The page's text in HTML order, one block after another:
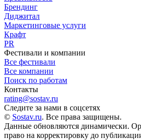
Брендинг
Диджитал
Маркетинговые услуги
Крафт
PR
Фестивали и компании
Все фестивали
Все компании
Поиск по работам
Контакты
rating@sostav.ru
Следите за нами в соцсетях
© Sostav.ru. Все права защищены.
Данные обновляются динамически.
право на корректировку до